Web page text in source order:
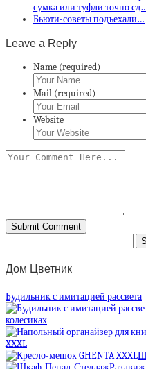
сумка или туфли точно
Бьюти-советы подъехали…
Leave a Reply
Name (required)
Mail (required)
Website
Дом Цветник
Будильник с имитацией рассвета
колесиках
XXXL